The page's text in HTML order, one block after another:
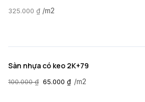
325.000 ₫ /m2
Sàn nhựa có keo 2K+79
100.000₫ 65.000 ₫ /m2